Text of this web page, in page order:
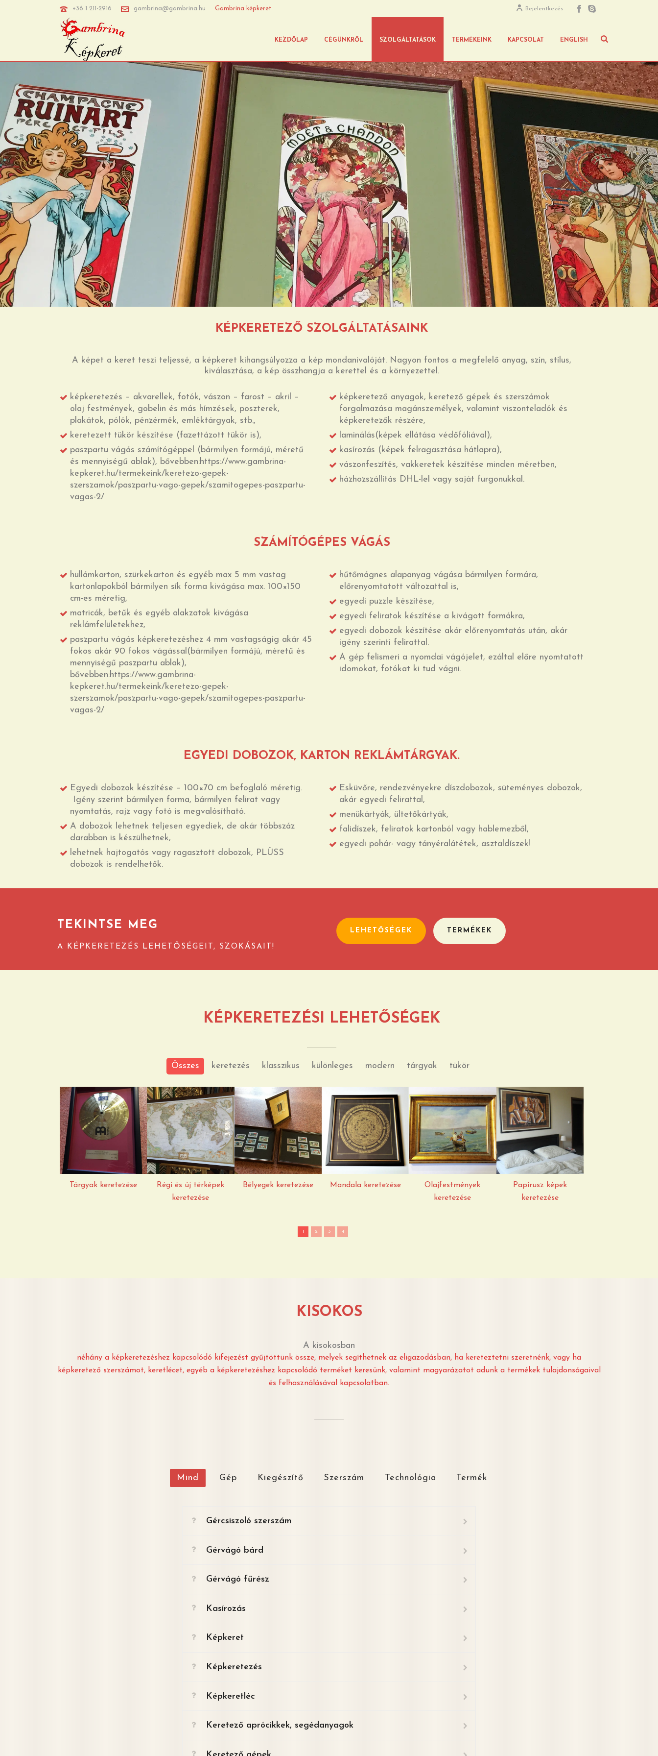
+36 1 211-2916 gambrina@gambrina.hu Gambrina képkeret Bejelentkezés
KEZDŐLAP CÉGÜNKRŐL SZOLGÁLTATÁSOK TERMÉKEINK KAPCSOLAT ENGLISH
KÉPKERETEZŐ SZOLGÁLTATÁSAINK
A képet a keret teszi teljessé, a képkeret kihangsúlyozza a kép mondanivalóját. Nagyon fontos a megfelelő anyag, szín, stílus,
kiválasztása, a kép összhangja a kerettel és a környezettel.
képkeretezés – akvarellek, fotók, vászon – farost – akril –
olaj festmények, gobelin és más hímzések, poszterek,
plakátok, pólók, pénzérmék, emléktárgyak, stb.,
keretezett tükör készítése (fazettázott tükör is),
paszpartu vágás számítógéppel (bármilyen formájú, méretű
és mennyiségű ablak), bővebben:https://www.gambrina-
kepkeret.hu/termekeink/keretezo-gepek-
szerszamok/paszpartu-vago-gepek/szamitogepes-paszpartu-
vagas-2/
képkeretező anyagok, keretező gépek és szerszámok
forgalmazása magánszemélyek, valamint viszonteladók és
képkeretezők részére,
laminálás(képek ellátása védőfóliával),
kasírozás (képek felragasztása hátlapra),
vászonfeszítés, vakkeretek készítése minden méretben,
házhozszállítás DHL-lel vagy saját furgonukkal.
SZÁMÍTÓGÉPES VÁGÁS
hullámkarton, szürkekarton és egyéb max 5 mm vastag
kartonlapokból bármilyen sík forma kivágása max. 100×150
cm-es méretig,
matricák, betűk és egyéb alakzatok kivágása
reklámfelületekhez,
paszpartu vágás képkeretezéshez 4 mm vastagságig akár 45
fokos akár 90 fokos vágással(bármilyen formájú, méretű és
mennyiségű paszpartu ablak),
bővebben:https://www.gambrina-
kepkeret.hu/termekeink/keretezo-gepek-
szerszamok/paszpartu-vago-gepek/szamitogepes-paszpartu-
vagas-2/
hűtőmágnes alapanyag vágása bármilyen formára,
előrenyomtatott változattal is,
egyedi puzzle készítése,
egyedi feliratok készítése a kivágott formákra,
egyedi dobozok készítése akár előrenyomtatás után, akár
igény szerinti felirattal.
A gép felismeri a nyomdai vágójelet, ezáltal előre nyomtatott
idomokat, fotókat ki tud vágni.
EGYEDI DOBOZOK, KARTON REKLÁMTÁRGYAK.
Egyedi dobozok készítése – 100×70 cm befoglaló méretig.
Igény szerint bármilyen forma, bármilyen felirat vagy
nyomtatás, rajz vagy fotó is megvalósítható.
A dobozok lehetnek teljesen egyediek, de akár többszáz
darabban is készülhetnek,
lehetnek hajtogatós vagy ragasztott dobozok, PLÜSS
dobozok is rendelhetők.
Esküvőre, rendezvényekre díszdobozok, süteményes dobozok,
akár egyedi felirattal,
menükártyák, ültetőkártyák,
falidíszek, feliratok kartonból vagy hablemezből,
egyedi pohár- vagy tányéralátétek, asztaldíszek!
TEKINTSE MEG
A KÉPKERETEZÉS LEHETŐSÉGEIT, SZOKÁSAIT!
LEHETŐSÉGEK TERMÉKEK
KÉPKERETEZÉSI LEHETŐSÉGEK
Összes keretezés klasszikus különleges modern tárgyak tükör
Tárgyak
keretezése
Tárgyak keretezése
Régi és új
térképek
keretezése
Régi és új térképek
keretezése
Bélyegek
keretezése
Bélyegek keretezése
Mandala
keretezése
Mandala keretezése
Olajfestmények
keretezése
Olajfestmények
keretezése
Papirusz képek
keretezése
Papirusz képek
keretezése
1 2 3 4
KISOKOS
A kisokosban
néhány a képkeretezéshez kapcsolódó kifejezést gyűjtöttünk össze, melyek segíthetnek az eligazodásban, ha kereteztetni szeretnénk, vagy ha
képkeretező szerszámot, keretlécet, egyéb a képkeretezéshez kapcsolódó terméket keresünk, valamint magyarázatot adunk a termékek tulajdonságaival
és felhasználásával kapcsolatban.
Mind Gép Kiegészítő Szerszám Technológia Termék
Gércsiszoló szerszám
Gérvágó bárd
Gérvágó fűrész
Kasírozás
Képkeret
Képkeretezés
Képkeretléc
Keretező aprócikkek, segédanyagok